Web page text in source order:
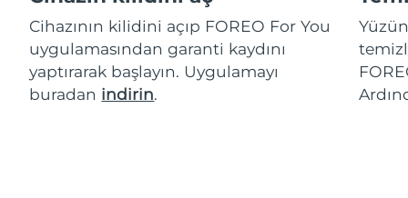
Cihazının kilidini açıp FOREO For You
uygulamasından garanti kaydını
yaptırarak başlayın. Uygulamayı
buradan indirin.